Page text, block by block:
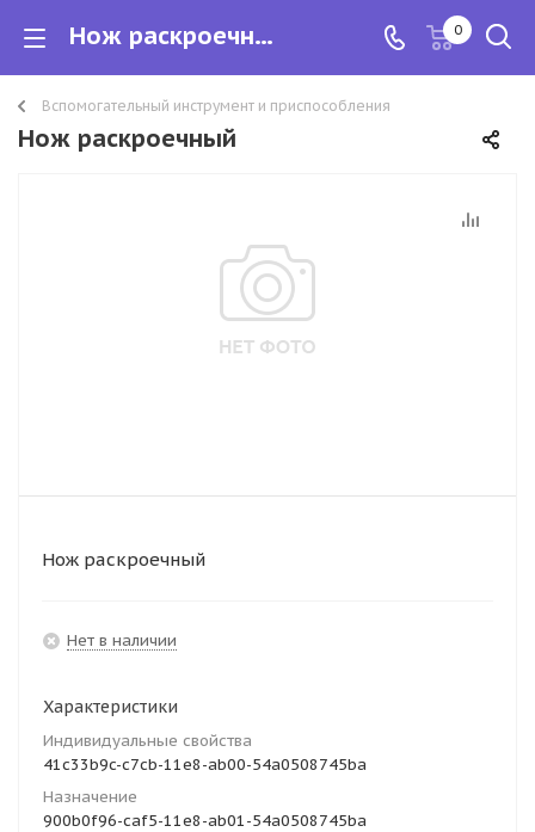
Нож раскроечный 0
Вспомогательный инструмент и приспособления
Нож раскроечный
Нож раскроечный
Нет в наличии
Характеристики
Индивидуальные свойства
41c33b9c-c7cb-11e8-ab00-54a0508745ba
Назначение
900b0f96-caf5-11e8-ab01-54a0508745ba